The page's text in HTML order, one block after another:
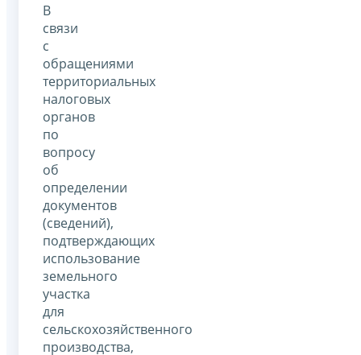
В
связи
с
обращениями
территориальных
налоговых
органов
по
вопросу
об
определении
документов
(сведений),
подтверждающих
использование
земельного
участка
для
сельскохозяйственного
производства,